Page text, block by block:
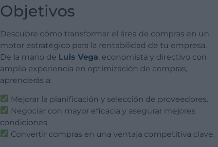
Objetivos
Descubre cómo transformar el área de compras en un
motor estratégico para la rentabilidad de tu empresa.
De la mano de Luis Vega, economista y directivo con
amplia experiencia en optimización de compras,
aprenderás a:
Mejorar la planificación y selección de proveedores.
Negociar con mayor eficacia y asegurar mejores
condiciones.
Convertir compras en una ventaja competitiva clave.